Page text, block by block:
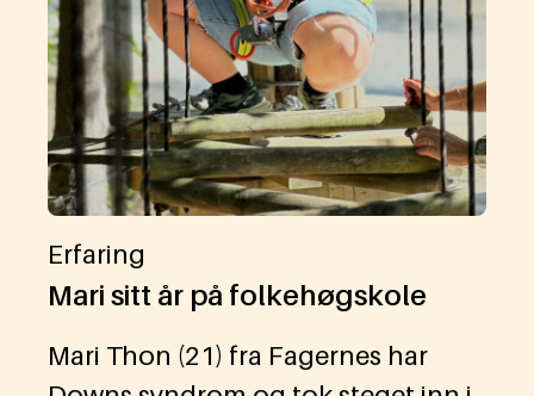
Erfaring
Mari sitt år på folkehøgskole
Mari Thon (21) fra Fagernes har